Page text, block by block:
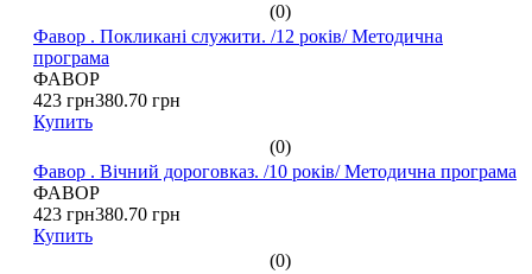
(0)
Фавор . Покликані служити. /12 років/ Методична
програма
ФАВОР
423 грн380.70 грн
Купить
(0)
Фавор . Вічний дороговказ. /10 років/ Методична програма
ФАВОР
423 грн380.70 грн
Купить
(0)